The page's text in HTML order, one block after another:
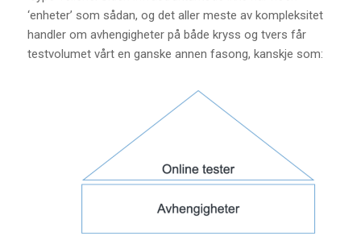
‘enheter’ som sådan, og det aller meste av kompleksitet
handler om avhengigheter på både kryss og tvers får
testvolumet vårt en ganske annen fasong, kanskje som: